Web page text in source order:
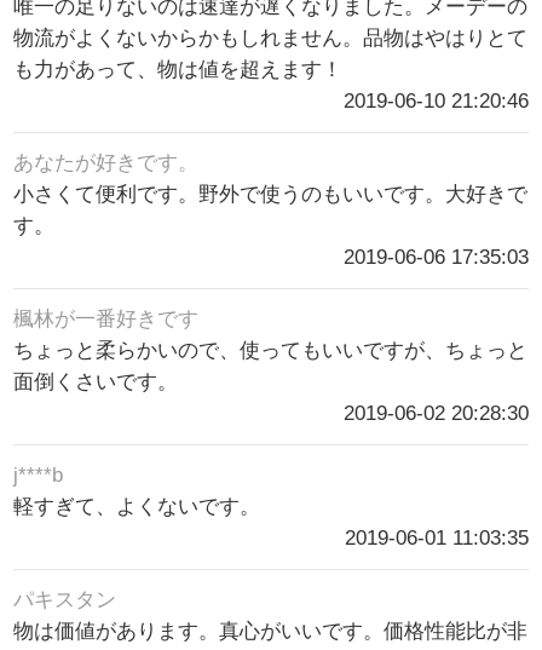
唯一の足りないのは速達が遅くなりました。メーデーの
物流がよくないからかもしれません。品物はやはりとて
も力があって、物は値を超えます！
2019-06-10 21:20:46
あなたが好きです。
小さくて便利です。野外で使うのもいいです。大好きで
す。
2019-06-06 17:35:03
楓林が一番好きです
ちょっと柔らかいので、使ってもいいですが、ちょっと
面倒くさいです。
2019-06-02 20:28:30
j****b
軽すぎて、よくないです。
2019-06-01 11:03:35
パキスタン
物は価値があります。真心がいいです。価格性能比が非